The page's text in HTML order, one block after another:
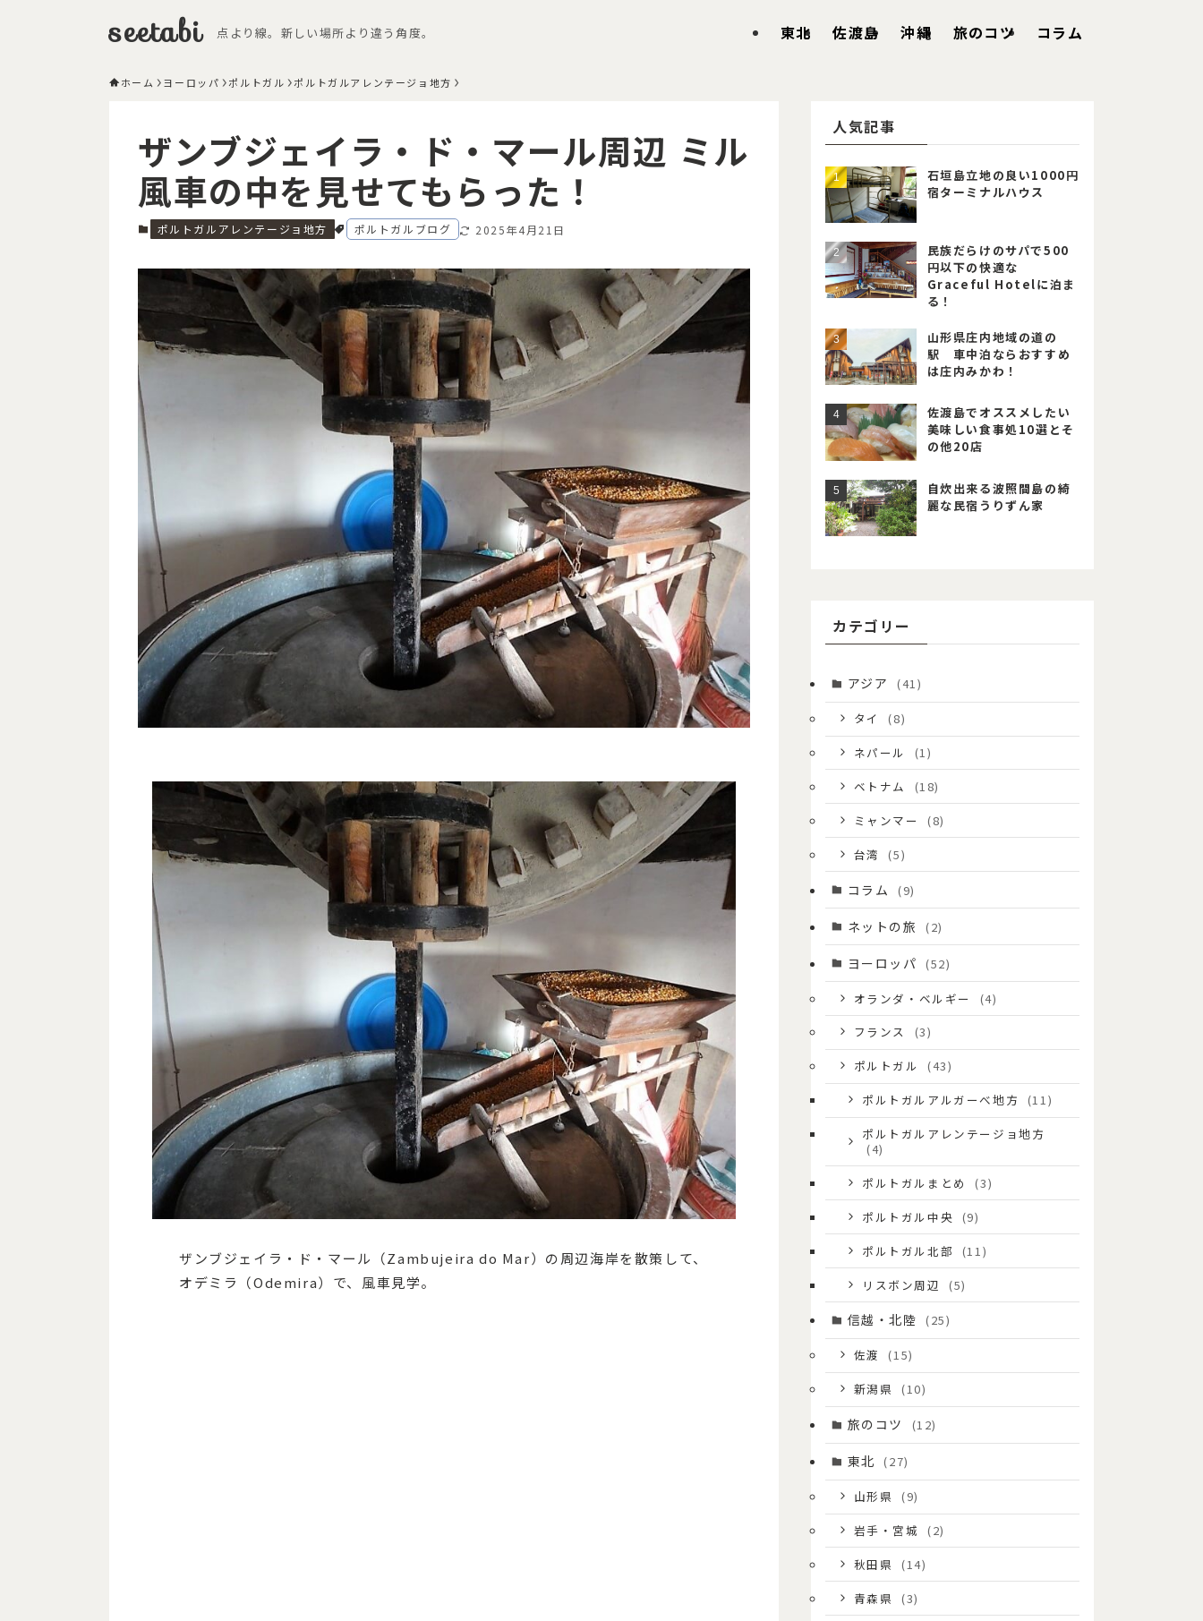
seetabi 点より線。新しい場所より違う角度。 東北 佐渡島 沖縄 旅のコツ コラム
ホーム ヨーロッパ ポルトガル ポルトガルアレンテージョ地方
ザンブジェイラ・ド・マール周辺 ミル
風車の中を見せてもらった！
ポルトガルアレンテージョ地方 ポルトガルブログ 2025年4月21日
ザンブジェイラ・ド・マール（Zambujeira do Mar）の周辺海岸を散策して、
オデミラ（Odemira）で、風車見学。
人気記事
石垣島立地の良い1000円
宿ターミナルハウス
民族だらけのサパで500
円以下の快適な
Graceful Hotelに泊ま
る！
山形県庄内地域の道の
駅 車中泊ならおすすめ
は庄内みかわ！
佐渡島でオススメしたい
美味しい食事処10選とそ
の他20店
自炊出来る波照間島の綺
麗な民宿うりずん家
カテゴリー
アジア (41)
タイ
(8)
ネパール
(1)
ベトナム
(18)
ミャンマー
(8)
台湾
(5)
コラム (9)
ネットの旅 (2)
ヨーロッパ (52)
オランダ・ベルギー
(4)
フランス
(3)
ポルトガル
(43)
ポルトガルアルガーべ地方
(11)
ポルトガルアレンテージョ地方
(4)
ポルトガルまとめ
(3)
ポルトガル中央 (9)
ポルトガル北部
(11)
リスボン周辺
(5)
信越・北陸 (25)
佐渡
(15)
新潟県
(10)
旅のコツ (12)
東北 (27)
山形県
(9)
岩手・宮城
(2)
秋田県
(14)
青森県
(3)